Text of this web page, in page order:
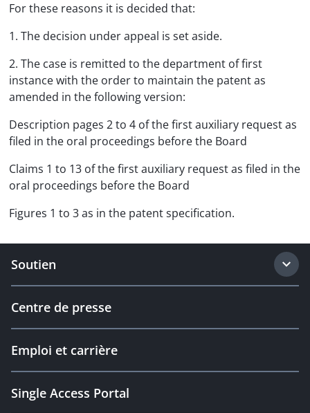
For these reasons it is decided that:
1. The decision under appeal is set aside.
2. The case is remitted to the department of first
instance with the order to maintain the patent as
amended in the following version:
Description pages 2 to 4 of the first auxiliary request as
filed in the oral proceedings before the Board
Claims 1 to 13 of the first auxiliary request as filed in the
oral proceedings before the Board
Figures 1 to 3 as in the patent specification.
Soutien
Centre de presse
Emploi et carrière
Single Access Portal